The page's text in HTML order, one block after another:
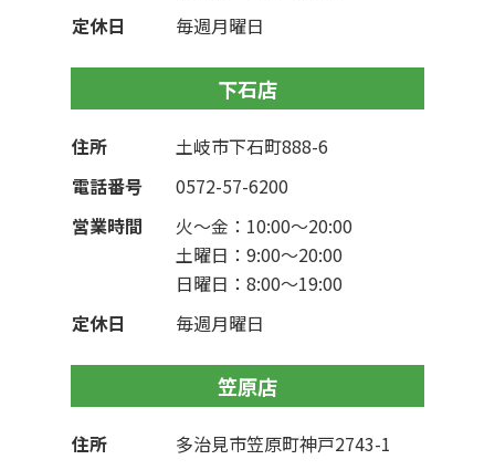
定休日
毎週月曜日
下石店
住所
土岐市下石町888-6
電話番号
0572-57-6200
営業時間
火～金：10:00〜20:00
土曜日：9:00〜20:00
日曜日：8:00〜19:00
定休日
毎週月曜日
笠原店
住所
多治見市笠原町神戸2743-1